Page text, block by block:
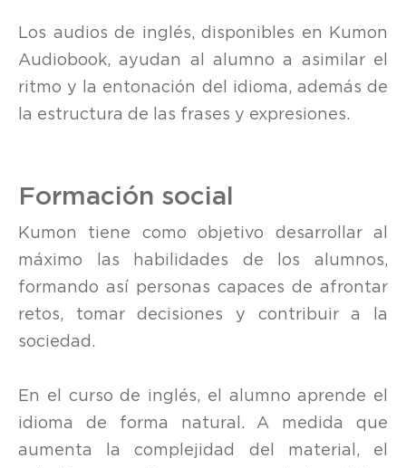
Los audios de inglés, disponibles en Kumon
Audiobook, ayudan al alumno a asimilar el
ritmo y la entonación del idioma, además de
la estructura de las frases y expresiones.
Formación social
Kumon tiene como objetivo desarrollar al
máximo las habilidades de los alumnos,
formando así personas capaces de afrontar
retos, tomar decisiones y contribuir a la
sociedad.
En el curso de inglés, el alumno aprende el
idioma de forma natural. A medida que
aumenta la complejidad del material, el